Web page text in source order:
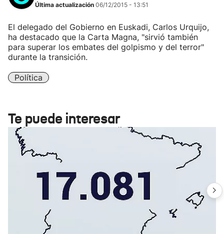
Última actualización 06/12/2015 - 13:51
El delegado del Gobierno en Euskadi, Carlos Urquijo,
ha destacado que la Carta Magna, "sirvió también
para superar los embates del golpismo y del terror"
durante la transición.
Política
Te puede interesar